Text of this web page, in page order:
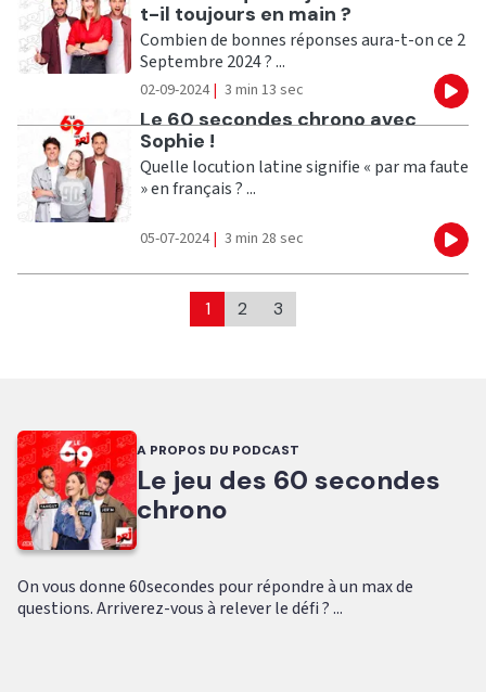
t-il toujours en main ?
Combien de bonnes réponses aura-t-on ce 2
Septembre 2024 ? ...
02-09-2024 | 3 min 13 sec
Ecouter
Le 60 secondes chrono avec
Sophie !
Quelle locution latine signifie « par ma faute
» en français ? ...
05-07-2024 | 3 min 28 sec
1 2 3
A PROPOS DU PODCAST
Le jeu des 60 secondes
chrono
On vous donne 60secondes pour répondre à un max de
questions. Arriverez-vous à relever le défi ? ...